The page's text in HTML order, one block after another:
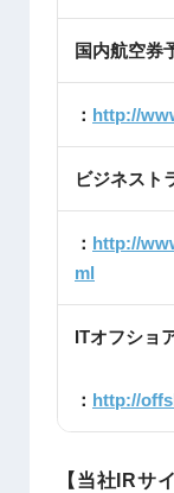
国内航空券
： http://
ビジネスト
： http://
ml
ITオフショ
： http://
【当社IRサ